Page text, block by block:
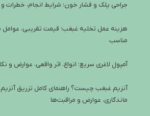
جراحی پلک و فشار خون؛ شرایط انجام، خطرات
هزینه عمل تخلیه غبغب؛ قیمت تقریبی،
مناسب
آمپول لاغری سریع؛ انواع، اثر واقعی، عوارض و
آنزیم غبغب چیست؟ راهنمای کامل تزریق آنزیم
ماندگاری، عوارض و مراقبت‌ها